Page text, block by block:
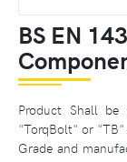
BS EN
Product Shall be
"TorqBolt" or "TB"
Grade and